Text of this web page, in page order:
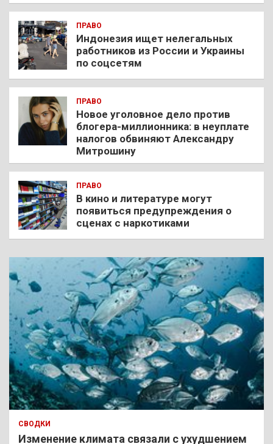
ПРАВО
Индонезия ищет нелегальных
работников из России и Украины
по соцсетям
ПРАВО
Новое уголовное дело против
блогера-миллионника: в неуплате
налогов обвиняют Александру
Митрошину
ПРАВО
В кино и литературе могут
появиться предупреждения о
сценах с наркотиками
СВОДКИ
Изменение климата связали с ухудшением